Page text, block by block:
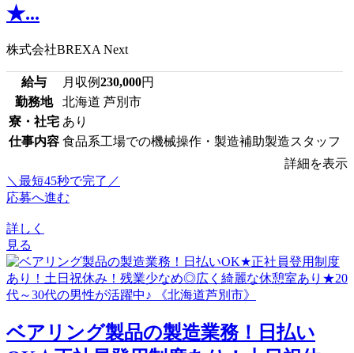
★...
株式会社BREXA Next
給与 月収例230,000円
勤務地
北海道 芦別市
寮・社宅 あり
仕事内容 食品系工場での機械操作・製造補助製造スタッフ
詳細を表示
＼最短45秒で完了／
応募へ進む
詳しく
見る
ベアリング製品の製造業務！日払い